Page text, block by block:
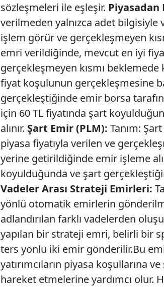
sözleşmeleri ile eşleşir.
verilmeden yalnızca adet
işlem görür ve gerçekleşmeyen
emri verildiğinde, mevcut en iyi
gerçekleşmeyen kısmı beklemede
fiyat koşulunun gerçekleşmesine
gerçekleştiğinde emir borsa
için 60 TL fiyatında şart
alınır. Şart Emir (PLM): Tanım:
piyasa fiyatıyla verilen ve
yerine getirildiğinde emir işleme
koyulduğunda ve şart
Vadeler Arası Strateji Emirleri:
yönlü otomatik emirlerin
adlandırılan farklı vadelerden
yapılan bir strateji emri, belirli bir
ters yönlü iki emir gönderilir.Bu
yatırımcıların piyasa koşullarına
hareket etmelerine yardımcı olur.